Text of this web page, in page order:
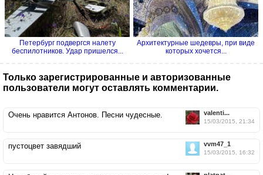
Петербург подвергся налету
беспилотников. Удар пришелся...
Архитектурные шедевры, при виде
которых хочется...
Только зарегистрированные и авторизованные
пользователи могут оставлять комментарии.
valenti...
15/03/2015, 21:34
Очень нравится Антонов. Песни чудесные.
vvm47_1
15/03/2015, 16:32
пустоцвет завядший